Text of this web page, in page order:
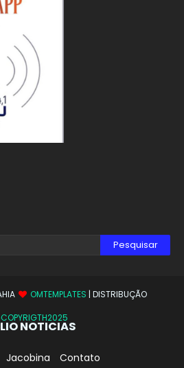
OMTEMPLATES | DISTRIBUÇÃO
NOTICIAS
Jacobina Contato